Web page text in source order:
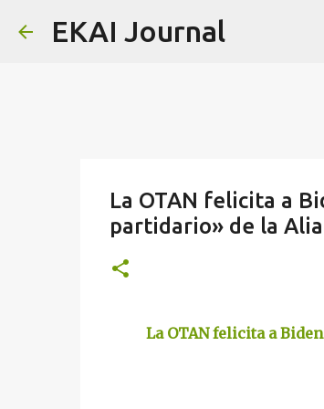
EKAI Journal
La OTAN felicita a
partidario» de la
La OTAN felicita a